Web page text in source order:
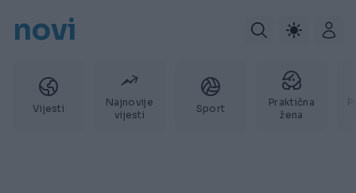
novi
Vijesti
Najnovije
vijesti
Sport
Praktična
žena